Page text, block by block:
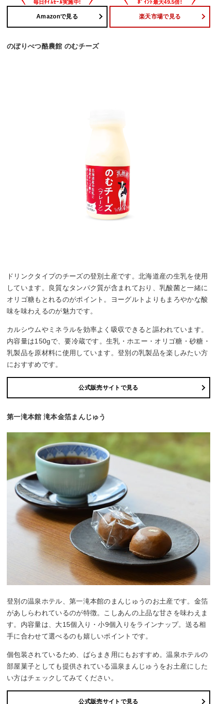
Amazonで見る 楽天市場で見る
のぼりべつ酪農館 のむチーズ
ドリンクタイプのチーズの登別土産です。北海道産の生乳を使用
しています。良質なタンパク質が含まれており、乳酸菌と一緒に
オリゴ糖もとれるのがポイント。ヨーグルトよりもまろやかな酸
味を味わえるのが魅力です。
カルシウムやミネラルを効率よく吸収できると謳われています。
内容量は150gで、要冷蔵です。生乳・ホエー・オリゴ糖・砂糖・
乳製品を原材料に使用しています。登別の乳製品を楽しみたい方
におすすめです。
公式販売サイトで見る
第一滝本館 滝本金箔まんじゅう
登別の温泉ホテル、第一滝本館のまんじゅうのお土産です。金箔
があしらわれているのが特徴。こしあんの上品な甘さを味わえま
す。内容量は、大15個入り・小9個入りをラインナップ。送る相
手に合わせて選べるのも嬉しいポイントです。
個包装されているため、ばらまき用にもおすすめ。温泉ホテルの
部屋菓子としても提供されている温泉まんじゅうをお土産にした
い方はチェックしてみてください。
公式販売サイトで見る